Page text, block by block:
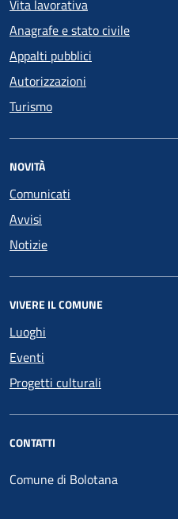
Vita lavorativa
Anagrafe e stato civile
Appalti pubblici
Autorizzazioni
Turismo
NOVITÀ
Comunicati
Avvisi
Notizie
VIVERE IL COMUNE
Luoghi
Eventi
Progetti culturali
CONTATTI
Comune di Bolotana